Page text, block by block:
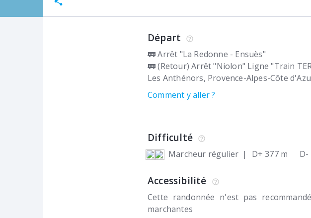
Départ
🚃 Arrêt "La Redonne - Ensuès"
🚃 (Retour) Arrêt "Niolon" Ligne "Train
Les Anthénors Provence-Alpes-Côte
Comment y aller ?
Difficulté
Marcheur régulier | D+ 377 m D-
Accessibilité
Cette randonnée n'est pas
marchantes